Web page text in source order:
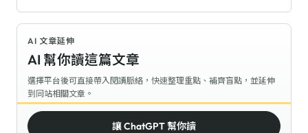
AI 文章延伸
AI 幫你讀這篇文章
選擇平台後可直接帶入閱讀脈絡，快速整理重點、補齊盲點，並延伸
到同站相關文章。
讓 ChatGPT 幫你讀